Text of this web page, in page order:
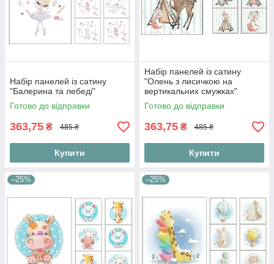
Набір панелей із сатину
"Балерина та лебеді"
Готово до відправки
363,75 ₴ 485 ₴
Купити
Набір панелей із сатину
"Олень з лисичкою на
вертикальних смужках"
Готово до відправки
363,75 ₴ 485 ₴
Купити
–25% –25%